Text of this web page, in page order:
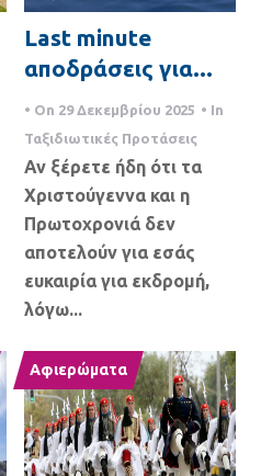
Last minute
αποδράσεις για...
• On 29 Δεκεμβρίου 2025 • In
Ταξιδιωτικές Προτάσεις
Αν ξέρετε ήδη ότι τα
Χριστούγεννα και η
Πρωτοχρονιά δεν
αποτελούν για εσάς
ευκαιρία για εκδρομή,
λόγω...
Αφιερώματα